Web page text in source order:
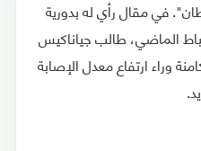
في مقال رأي له بدورية
الماضي، طالب جياناكيس
وراء ارتفاع معدل الإصابة